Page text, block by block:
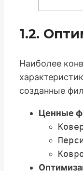
1.2.
Наиболее
созданные
Ценные